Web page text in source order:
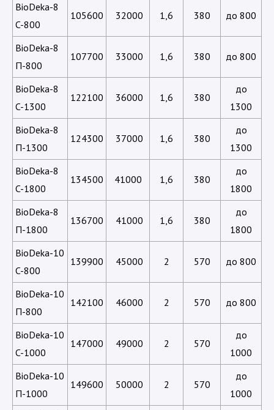
BioDeka-8
C-800
105600 32000 1,6 380 до 800
BioDeka-8
П-800
107700 33000 1,6 380 до 800
BioDeka-8
C-1300
122100 36000 1,6 380
до
1300
BioDeka-8
П-1300
124300 37000 1,6 380
до
1300
BioDeka-8
C-1800
134500 41000 1,6 380
до
1800
BioDeka-8
П-1800
136700 41000 1,6 380
до
1800
BioDeka-10
C-800
139900 45000 2 570 до 800
BioDeka-10
П-800
142100 46000 2 570 до 800
BioDeka-10
C-1000
147000 49000 2 570
до
1000
BioDeka-10
П-1000
149600 50000 2 570
до
1000